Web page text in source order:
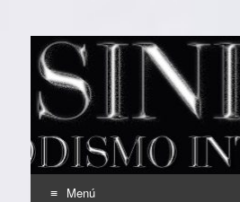
EL SINDICAL
Periodismo Inteligente
Menú